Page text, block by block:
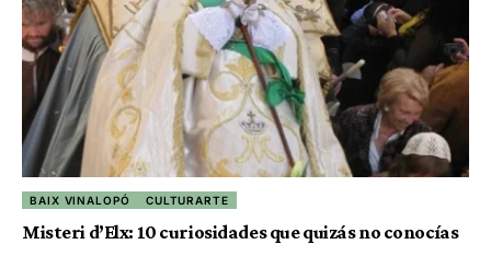
BAIX VINALOPÓ CULTURARTE
Misteri d’Elx: 10 curiosidades que quizás no conocías